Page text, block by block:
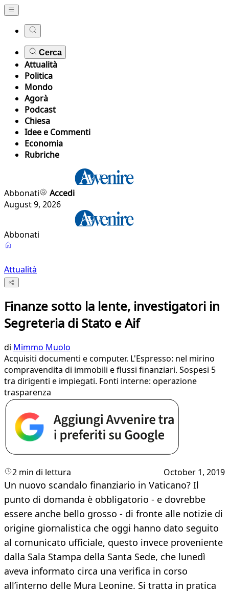
Cerca
Attualità
Politica
Mondo
Agorà
Podcast
Chiesa
Idee e Commenti
Economia
Rubriche
Abbonati
Accedi
August 9, 2026
Abbonati
Attualità
Finanze sotto la lente, investigatori in
Segreteria di Stato e Aif
di Mimmo Muolo
Acquisiti documenti e computer. L'Espresso: nel mirino
compravendita di immobili e flussi finanziari. Sospesi 5
tra dirigenti e impiegati. Fonti interne: operazione
trasparenza
2 min di lettura October 1, 2019
Un nuovo scandalo finanziario in Vaticano? Il
punto di domanda è obbligatorio - e dovrebbe
essere anche bello grosso - di fronte alle notizie di
origine giornalistica che oggi hanno dato seguito
al comunicato ufficiale, questo invece proveniente
dalla Sala Stampa della Santa Sede, che lunedì
aveva informato circa una verifica in corso
all’interno delle Mura Leonine. Si tratta in pratica